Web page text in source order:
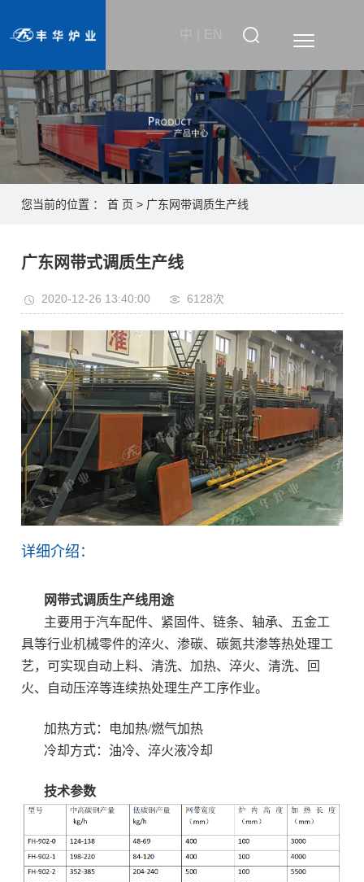
中 EN
您当前的位置 ：首 页 > 广东网带调质生产线
广东网带式调质生产线
2020-12-26 13:40:00 6128次
详细介绍：
网带式调质生产线用途
主要用于汽车配件、紧固件、链条、轴承、五金工
具等行业机械零件的淬火、渗碳、碳氮共渗等热处理工
艺，可实现自动上料、清洗、加热、淬火、清洗、回
火、自动压淬等连续热处理生产工序作业。
加热方式：电加热/燃气加热
冷却方式：油冷、淬火液冷却
技术参数